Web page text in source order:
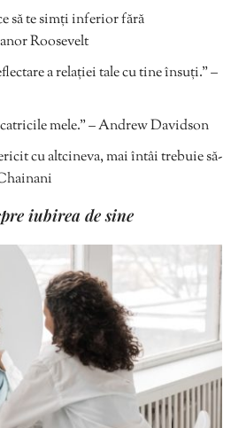
să te simți inferior fără
Roosevelt
a relației tale cu tine însuți.” –
mele.” – Andrew Davidson
cu altcineva, mai întâi trebuie să-
iubirea de sine